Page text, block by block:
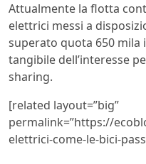
Attualmente la flotta
elettrici messi a
superato quota 650 mila
tangibile dell’interesse
sharing.
[related layout=”big”
permalink=”https://
elettrici-come-le-bici-